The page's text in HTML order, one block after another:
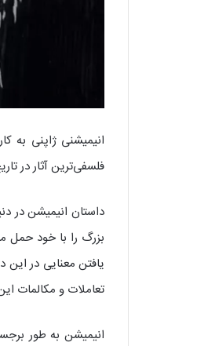
فلسفی‌ترین آثار در
داستان انیمیشن در
بزرگ را با خود حمل
یافتن معنایی در
تعاملات و مکالمات
انیمیشن به طور